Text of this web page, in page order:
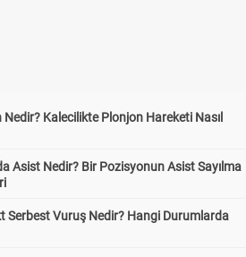
Nedir? Kalecilikte Plonjon Hareketi Nasıl
Asist Nedir? Bir Pozisyonun Asist Sayılma
Serbest Vuruş Nedir? Hangi Durumlarda